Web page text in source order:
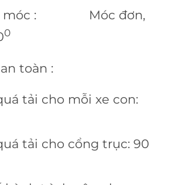
móc : Móc đơn,
0
toàn :
tải cho mỗi xe con:
tải cho cổng trục: 90